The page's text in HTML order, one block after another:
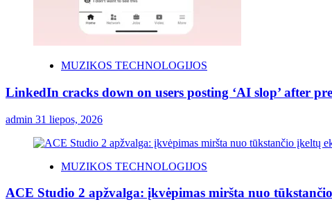
MUZIKOS TECHNOLOGIJOS
LinkedIn cracks down on users posting ‘AI slop’ after
admin 31 liepos, 2026
MUZIKOS TECHNOLOGIJOS
ACE Studio 2 apžvalga: įkvėpimas miršta nuo